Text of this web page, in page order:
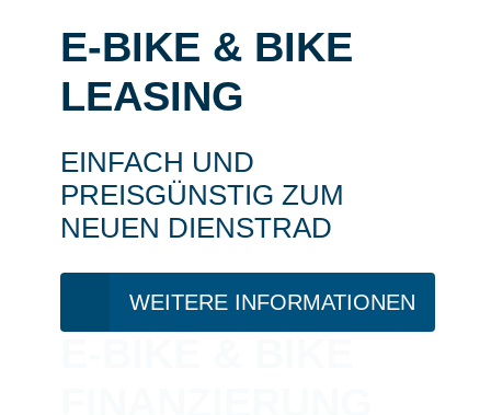
E-BIKE & BIKE
LEASING
EINFACH UND
PREISGÜNSTIG ZUM
NEUEN DIENSTRAD
WEITERE INFORMATIONEN